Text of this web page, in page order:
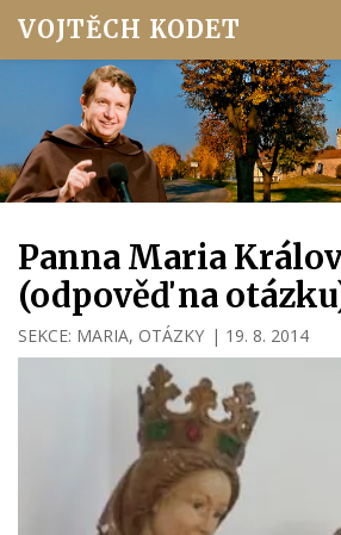
VOJTĚCH KODET
Panna Maria
(odpověď na
SEKCE: MARIA, OTÁZKY | 19. 8. 2014